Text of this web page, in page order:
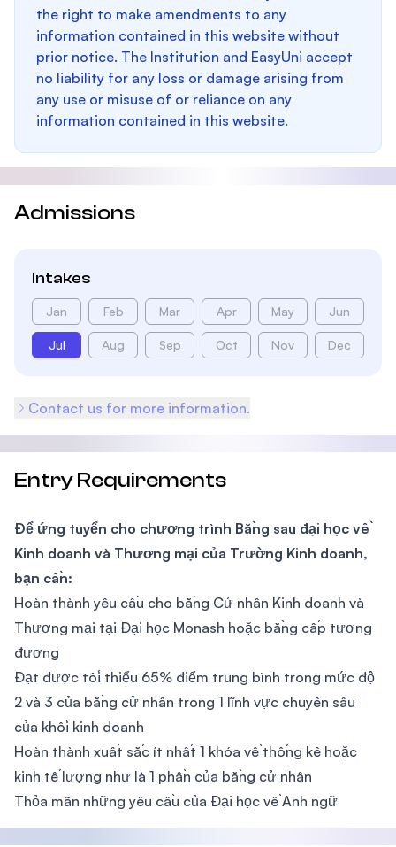
the right to make amendments to any
information contained in this website without
prior notice. The Institution and EasyUni accept
no liability for any loss or damage arising from
any use or misuse of or reliance on any
information contained in this website.
Admissions
Intakes
Jan Feb Mar Apr May Jun
Jul Aug Sep Oct Nov Dec
Contact us for more information.
Entry Requirements
Để ứng tuyển cho chương trình Bằng sau đại học về
Kinh doanh và Thương mại của Trường Kinh doanh,
bạn cần:
Hoàn thành yêu cầu cho bằng Cử nhân Kinh doanh và
Thương mại tại Đại học Monash hoặc bằng cấp tương
đương
Đạt được tối thiểu 65% điểm trung bình trong mức độ
2 và 3 của bằng cử nhân trong 1 lĩnh vực chuyên sâu
của khối kinh doanh
Hoàn thành xuất sắc ít nhất 1 khóa về thống kê hoặc
kinh tế lượng như là 1 phần của bằng cử nhân
Thỏa mãn những yêu cầu của Đại học về Anh ngữ